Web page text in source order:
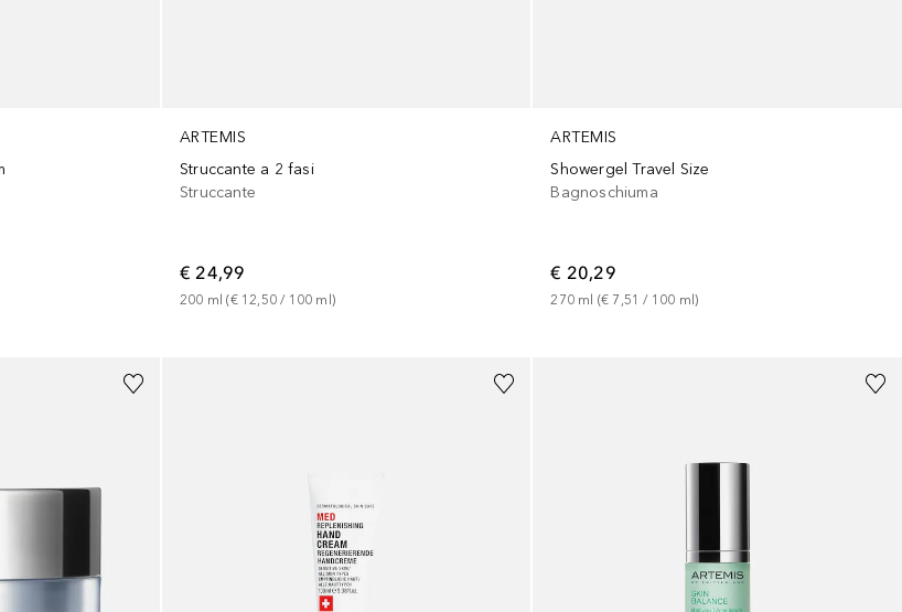
ARTEMIS
Struccante a 2 fasi
Struccante
€ 24,99
200 ml (€ 12,50 / 100 ml )
ARTEMIS
Showergel Travel Size
Bagnoschiuma
€ 20,29
270 ml (€ 7,51 / 100 ml)